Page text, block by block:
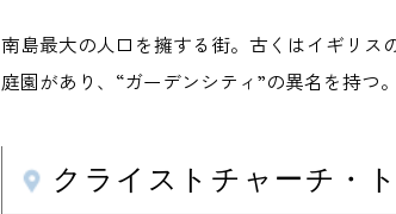
南島最大の人口を擁する街。古くはイギリス
庭園があり、“ガーデンシティ”の異名を持つ。
クライストチャーチ・